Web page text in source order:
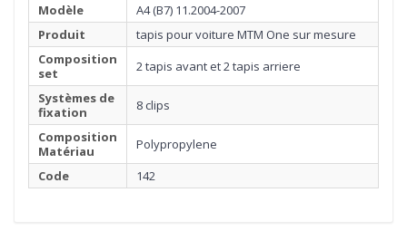
Modèle
A4 (B7) 11.2004-2007
Produit
tapis pour voiture MTM One sur mesure
Composition
set
2 tapis avant et 2 tapis arriere
Systèmes de
fixation
8 clips
Composition
Matériau
Polypropylene
Code
142